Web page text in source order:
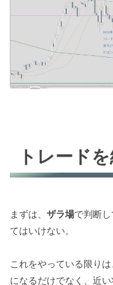
トレード
まずは、 ザラ場で判断
てはいけない。
これをやっている限り
になるだけでなく、近